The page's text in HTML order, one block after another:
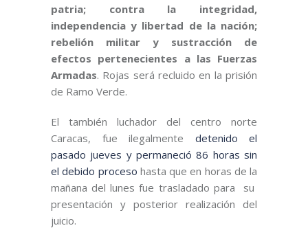
patria; contra la integridad,
independencia y libertad de la nación;
rebelión militar y sustracción de
efectos pertenecientes a las Fuerzas
Armadas. Rojas será recluido en la prisión
de Ramo Verde.
El también luchador del centro norte
Caracas, fue ilegalmente detenido el
pasado jueves y permaneció 86 horas sin
el debido proceso hasta que en horas de la
mañana del lunes fue trasladado para su
presentación y posterior realización del
juicio.